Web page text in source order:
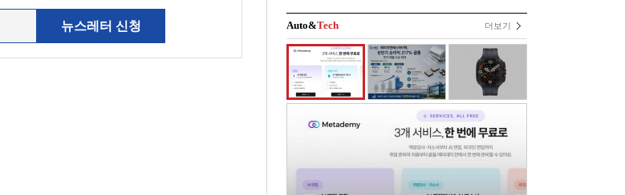
뉴스레터 신청 Auto&Tech 더보기